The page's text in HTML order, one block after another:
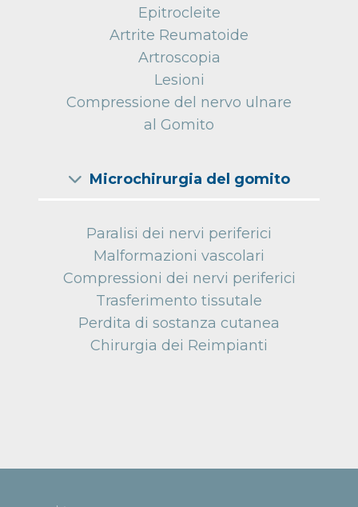
Epitrocleite
Artrite Reumatoide
Artroscopia
Lesioni
Compressione del nervo ulnare
al Gomito
Microchirurgia del gomito
Paralisi dei nervi periferici
Malformazioni vascolari
Compressioni dei nervi periferici
Trasferimento tissutale
Perdita di sostanza cutanea
Chirurgia dei Reimpianti